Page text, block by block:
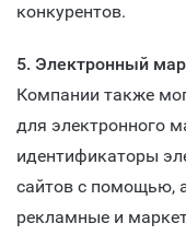
конкурентов.
5. Электронный
Компании также
для электронного
идентификаторы
сайтов с помощью,
рекламные и